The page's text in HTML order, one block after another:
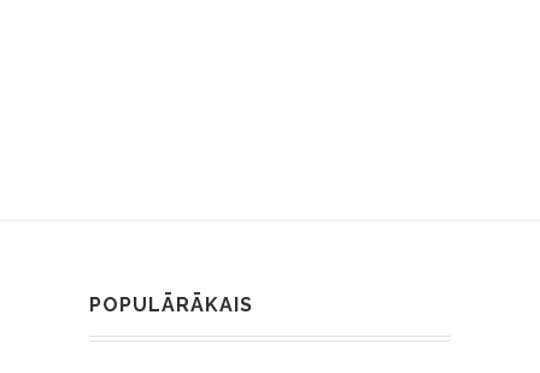
POPULĀRĀKAIS